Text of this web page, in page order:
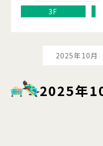
3F
2025年10月
2025年